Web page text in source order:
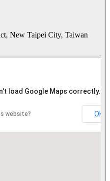
New Taipei City, Taiwan
load Google Maps correctly.
website? OK